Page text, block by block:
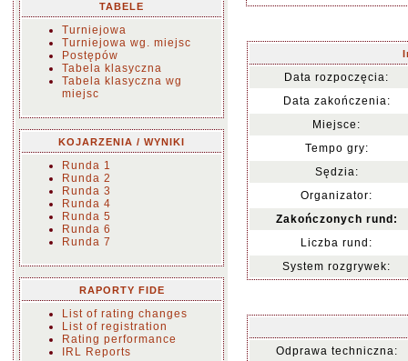
TABELE
Turniejowa
Turniejowa wg. miejsc
Postępów
Tabela klasyczna
Tabela klasyczna wg
miejsc
KOJARZENIA / WYNIKI
Runda 1
Runda 2
Runda 3
Runda 4
Runda 5
Runda 6
Runda 7
RAPORTY FIDE
List of rating changes
List of registration
Rating performance
IRL Reports
Data rozpoczęcia:
Data zakończenia:
Miejsce:
Tempo gry:
Sędzia:
Organizator:
Zakończonych rund:
Liczba rund:
System rozgrywek:
Odprawa techniczna: